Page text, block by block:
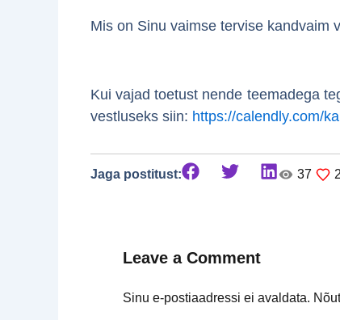
Mis on Sinu vaimse tervise kandvaim
Kui vajad toetust nende teemadega
vestluseks siin: https://calendly.com/
Jaga postitust: 37 2
Leave a Comment
Sinu e-postiaadressi ei avaldata.